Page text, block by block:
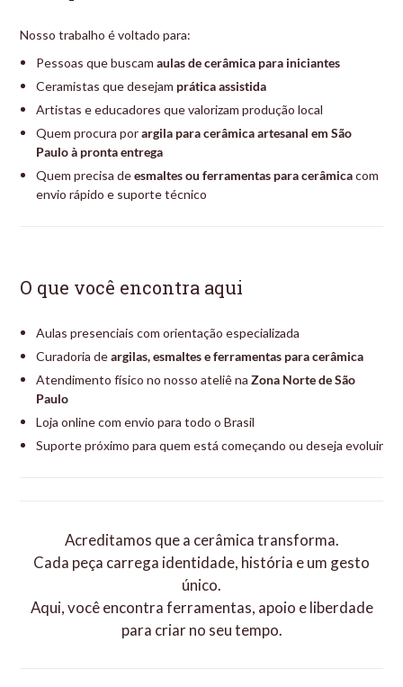
Nosso trabalho é voltado para:
Pessoas que buscam aulas de cerâmica para iniciantes
Ceramistas que desejam prática assistida
Artistas e educadores que valorizam produção local
Quem procura porargila para cerâmica artesanal em São
Paulo à pronta entrega
Quem precisa deesmaltes ou ferramentas para cerâmicacom
envio rápido e suporte técnico
O que você encontra aqui
Aulas presenciais com orientação especializada
Curadoria deargilas, esmaltes e ferramentas para cerâmica
Atendimento físico no nosso ateliê na Zona Norte de São
Paulo
Loja online com envio para todo o Brasil
Suporte próximo para quem está começando ou deseja evoluir
Acreditamos que a cerâmica transforma.
Cada peça carrega identidade, história e um gesto
único.
Aqui, você encontra ferramentas, apoio e liberdade
para criar no seu tempo.